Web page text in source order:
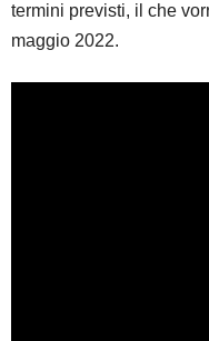
termini previsti, il che
maggio 2022.